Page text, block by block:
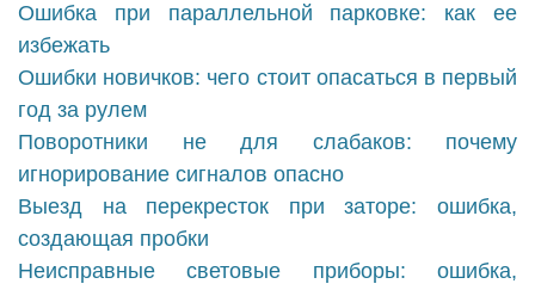
Ошибка при параллельной парковке: как ее
избежать
Ошибки новичков: чего стоит опасаться в первый
год за рулем
Поворотники не для слабаков: почему
игнорирование сигналов опасно
Выезд на перекресток при заторе: ошибка,
создающая пробки
Неисправные световые приборы: ошибка,